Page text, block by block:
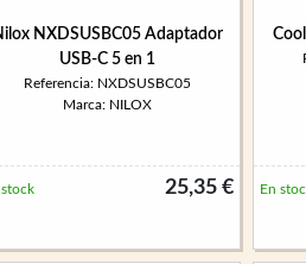
NXDSUSBC05 Adaptador
USB-C 5 en 1
Referencia: NXDSUSBC05
Marca: NILOX
25,35 €
stock En